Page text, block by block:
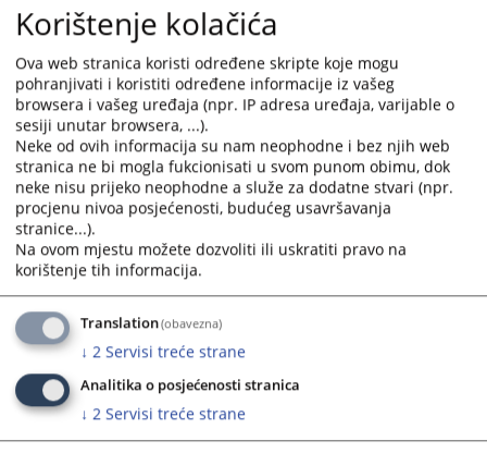
Linkovi
Viši privreni sud Banja Luka
Korištenje kolačića
Ova web stranica koristi određene skripte koje mogu
pohranjivati i koristiti određene informacije iz vašeg
browsera i vašeg uređaja (npr. IP adresa uređaja, varijable o
sesiji unutar browsera, ...).
Neke od ovih informacija su nam neophodne i bez njih web
stranica ne bi mogla fukcionisati u svom punom obimu, dok
neke nisu prijeko neophodne a služe za dodatne stvari (npr.
procjenu nivoa posjećenosti, budućeg usavršavanja
stranice...).
Na ovom mjestu možete dozvoliti ili uskratiti pravo na
korištenje tih informacija.
Translation(obavezna)
↓ 2 Servisi treće strane
Analitika o posjećenosti stranica
↓ 2 Servisi treće strane